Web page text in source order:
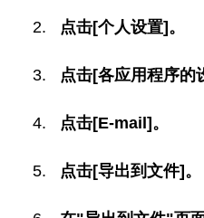
点击[个人设置]。
点击[各应用程序的
点击[E-mail]。
点击[导出到文件]。